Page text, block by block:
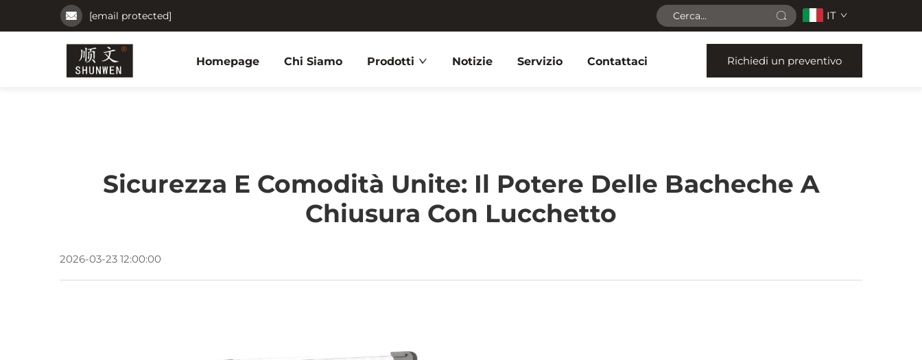
[email protected] IT
Homepage Chi Siamo Prodotti Notizie Servizio Contattaci Richiedi un preventivo
Sicurezza E Comodità Unite: Il Potere Delle Bacheche A
Chiusura Con Lucchetto
2026-03-23 12:00:00